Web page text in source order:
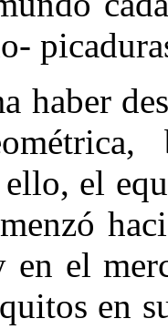
haber
ello, el
en el
en